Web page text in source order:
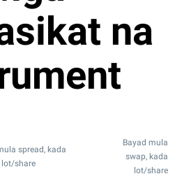
na
spread, kada
lot/share
Bayad mula
swap, kada
lot/share